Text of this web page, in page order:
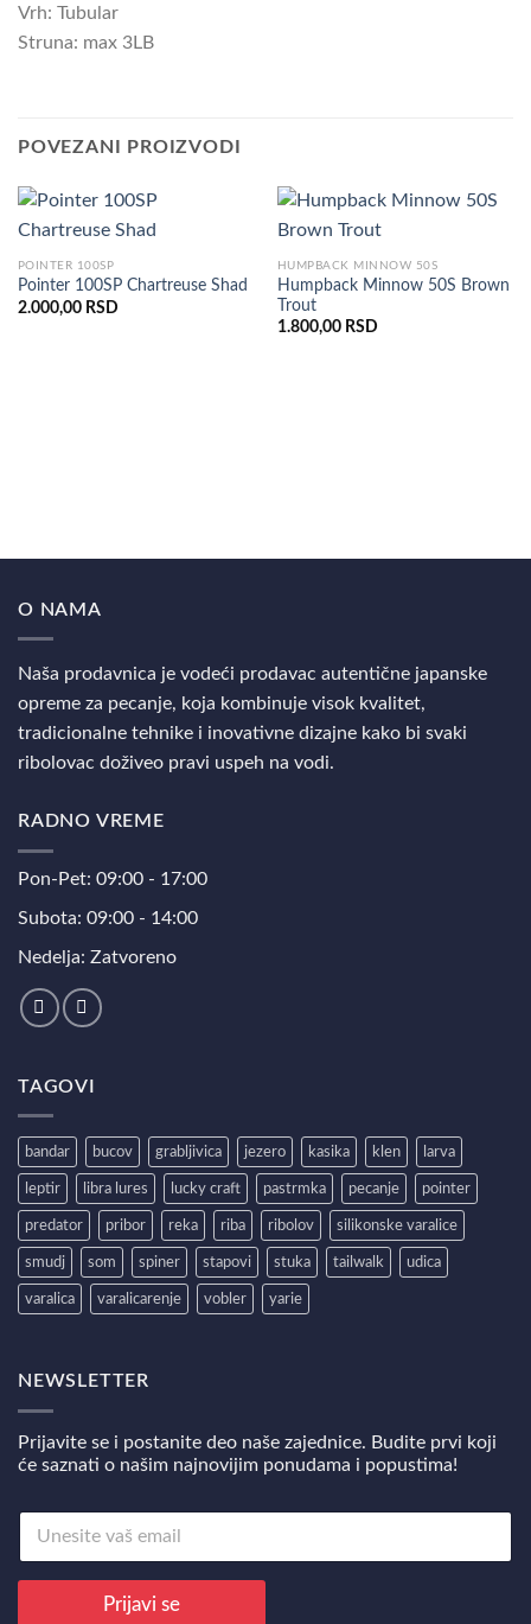
Vrh: Tubular
Struna: max 3LB
POVEZANI PROIZVODI
POINTER 100SP
Pointer 100SP Chartreuse Shad
2.000,00 RSD
HUMPBACK MINNOW 50S
Humpback Minnow 50S Brown
Trout
1.800,00 RSD
O NAMA
Naša prodavnica je vodeći prodavac autentične japanske
opreme za pecanje, koja kombinuje visok kvalitet,
tradicionalne tehnike i inovativne dizajne kako bi svaki
ribolovac doživeo pravi uspeh na vodi.
RADNO VREME
Pon-Pet: 09:00 - 17:00
Subota: 09:00 - 14:00
Nedelja: Zatvoreno
TAGOVI
bandar bucov grabljivica jezero kasika klen larva
leptir libra lures lucky craft pastrmka pecanje pointer
predator pribor reka riba ribolov silikonske varalice
smudj som spiner stapovi stuka tailwalk udica
varalica varalicarenje vobler yarie
NEWSLETTER
Prijavite se i postanite deo naše zajednice. Budite prvi koji
će saznati o našim najnovijim ponudama i popustima!
E
a
i
Prijavi se